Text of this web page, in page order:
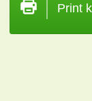
Print